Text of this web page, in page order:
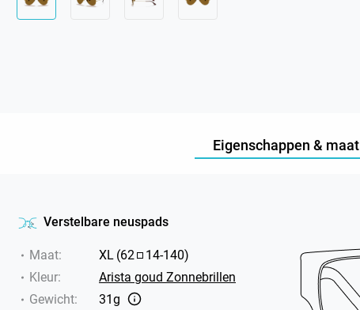
Eigenschappen & maat
Verstelbare neuspads
Maat: XL (62 14-140)
Kleur:
Arista goud Zonnebrillen
Gewicht:
31g